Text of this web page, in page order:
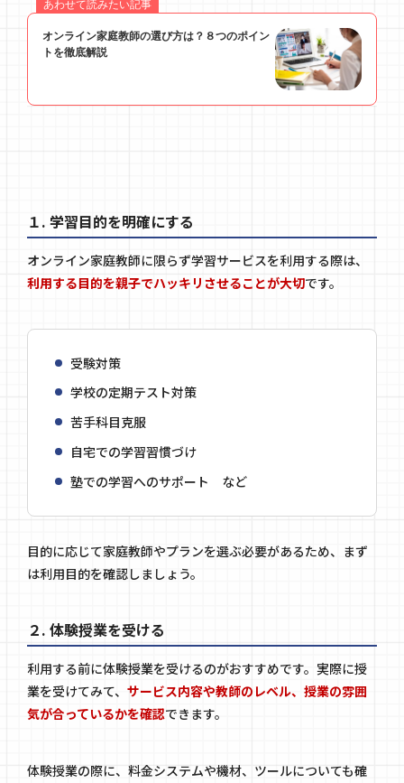
１. 学習目的を明確にする
オンライン家庭教師に限らず学習サービスを利用する際は、
利用する目的を親子でハッキリさせることが大切です。
受験対策
学校の定期テスト対策
苦手科目克服
自宅での学習習慣づけ
塾での学習へのサポート など
目的に応じて家庭教師やプランを選ぶ必要があるため、まず
は利用目的を確認しましょう。
２. 体験授業を受ける
利用する前に体験授業を受けるのがおすすめです。実際に授
業を受けてみて、 サービス内容や教師のレベル、授業の雰囲
気が合っているかを確認できます。
体験授業の際に、料金システムや機材、ツールについても確